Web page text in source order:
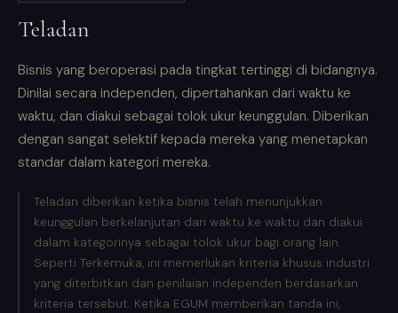
Teladan
Bisnis yang beroperasi pada tingkat tertinggi di bidangnya.
Dinilai secara independen, dipertahankan dari waktu ke
waktu, dan diakui sebagai tolok ukur keunggulan. Diberikan
dengan sangat selektif kepada mereka yang menetapkan
standar dalam kategori mereka.
Teladan diberikan ketika bisnis telah menunjukkan
keunggulan berkelanjutan dari waktu ke waktu dan diakui
dalam kategorinya sebagai tolok ukur bagi orang lain.
Seperti Terkemuka, ini memerlukan kriteria khusus industri
yang diterbitkan dan penilaian independen berdasarkan
kriteria tersebut. Ketika EGUM memberikan tanda ini,